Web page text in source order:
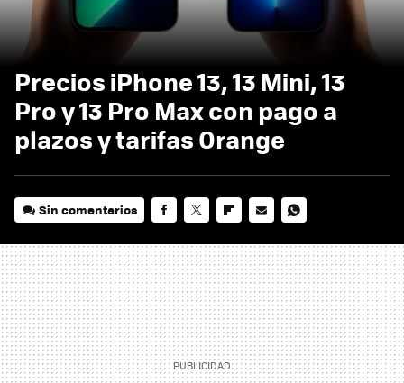
Precios iPhone 13, 13 Mini, 13
Pro y 13 Pro Max con pago a
plazos y tarifas Orange
Sin comentarios
MAIL